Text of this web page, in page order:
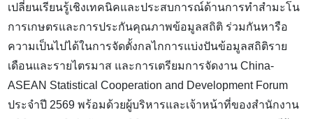
เปลี่ยนเรียนรู้เชิงเทคนิคและประสบการณ์ด้านการทําสํามะโน
การเกษตรและการประกันคุณภาพข้อมูลสถิติ ร่วมกันหารือ
ความเป็นไปได้ในการจัดตั้งกลไกการแบ่งปันข้อมูลสถิติราย
เดือนและรายไตรมาส และการเตรียมการจัดงาน China-
ASEAN Statistical Cooperation and Development Forum
ประจำปี 2569 พร้อมด้วยผู้บริหารและเจ้าหน้าที่ของสำนักงาน